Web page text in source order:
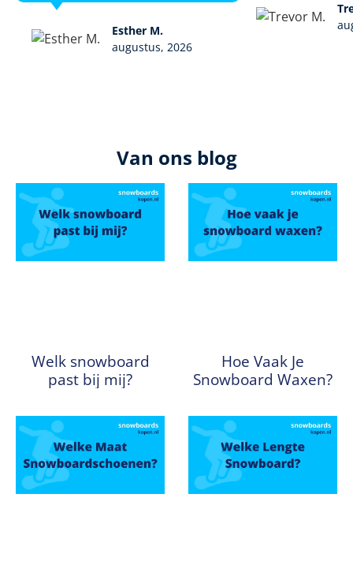
Esther M.
augustus, 2026
Van ons blog
Welk snowboard
past bij mij?
Hoe Vaak Je
Snowboard Waxen?